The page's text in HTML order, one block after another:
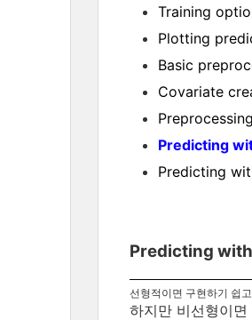
Training
Plotting
Basic
Covariate
Predicting
Predicting
Predicting
선형적이면 구현하기 쉽
하지만 비선형이